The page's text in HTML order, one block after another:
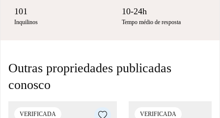
101
Inquilinos
10-24h
Tempo médio de resposta
Outras propriedades publicadas
conosco
VERIFICADA VERIFICADA